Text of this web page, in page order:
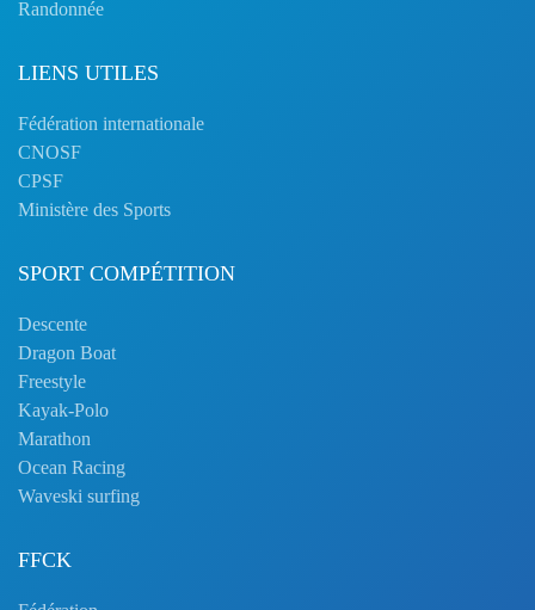
Randonnée
LIENS UTILES
Fédération internationale
CNOSF
CPSF
Ministère des Sports
SPORT COMPÉTITION
Descente
Dragon Boat
Freestyle
Kayak-Polo
Marathon
Ocean Racing
Waveski surfing
FFCK